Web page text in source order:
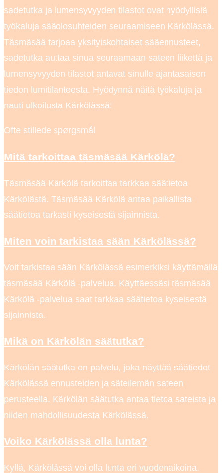
sadetutka ja lumensyvyyden tilastot ovat hyödyllisiä
työkaluja sääolosuhteiden seuraamiseen Kärkölässä.
Täsmäsää tarjoaa yksityiskohtaiset sääennusteet,
sadetutka auttaa sinua seuraamaan sateen liikettä ja
lumensyvyyden tilastot antavat sinulle ajantasaisen
tiedon lumitilanteesta. Hyödynnä näitä työkaluja ja
nauti ulkoilusta Kärkölässä!
Ofte stillede spørgsmål
Mitä tarkoittaa täsmäsää Kärkölä?
Täsmäsää Kärkölä tarkoittaa tarkkaa säätietoa
Kärkölästä. Täsmäsää Kärkölä antaa paikallista
säätietoa tarkasti kyseisestä sijainnista.
Miten voin tarkistaa sään Kärkölässä?
Voit tarkistaa sään Kärkölässä esimerkiksi käyttämällä
täsmäsää Kärkölä -palvelua. Käyttäessäsi täsmäsää
Kärkölä -palvelua saat tarkkaa säätietoa kyseisestä
sijainnista.
Mikä on Kärkölän säätutka?
Kärkölän säätutka on palvelu, joka näyttää säätiedot
Kärkölässä ennusteiden ja säteilemän sateen
perusteella. Kärkölän säätutka antaa tietoa sateista ja
niiden mahdollisuudesta Kärkölässä.
Voiko Kärkölässä olla lunta?
Kyllä, Kärkölässä voi olla lunta eri vuodenaikoina.